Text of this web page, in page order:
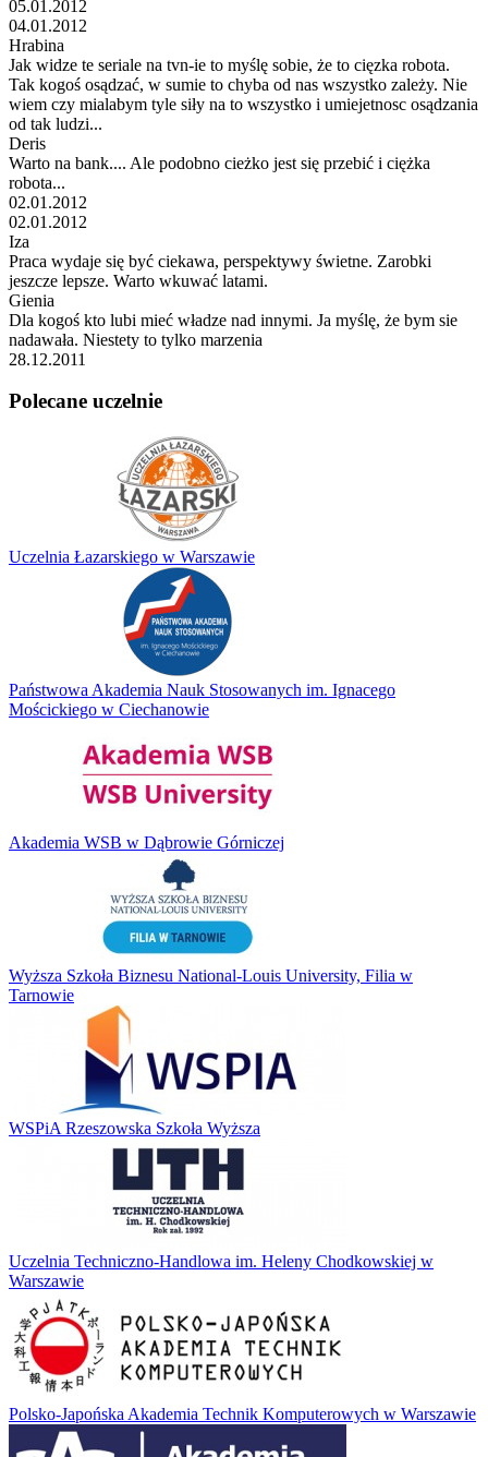
05.01.2012
04.01.2012
Hrabina
Jak widze te seriale na tvn-ie to myślę sobie, że to cięzka robota.
Tak kogoś osądzać, w sumie to chyba od nas wszystko zależy. Nie
wiem czy mialabym tyle siły na to wszystko i umiejetnosc osądzania
od tak ludzi...
Deris
Warto na bank.... Ale podobno cieżko jest się przebić i ciężka
robota...
02.01.2012
02.01.2012
Iza
Praca wydaje się być ciekawa, perspektywy świetne. Zarobki
jeszcze lepsze. Warto wkuwać latami.
Gienia
Dla kogoś kto lubi mieć władze nad innymi. Ja myślę, że bym sie
nadawała. Niestety to tylko marzenia
28.12.2011
Polecane uczelnie
Uczelnia Łazarskiego w Warszawie
Państwowa Akademia Nauk Stosowanych im. Ignacego
Mościckiego w Ciechanowie
Akademia WSB w Dąbrowie Górniczej
Wyższa Szkoła Biznesu National-Louis University, Filia w
Tarnowie
WSPiA Rzeszowska Szkoła Wyższa
Uczelnia Techniczno-Handlowa im. Heleny Chodkowskiej w
Warszawie
Polsko-Japońska Akademia Technik Komputerowych w Warszawie